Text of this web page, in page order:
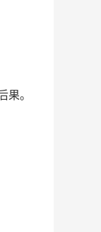
果。